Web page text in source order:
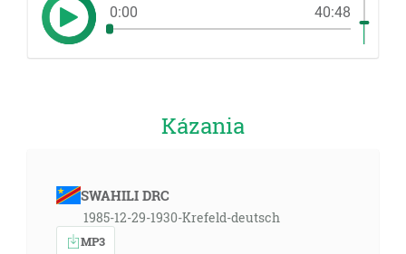
0:00 40:48
Kázania
SWAHILI DRC
1985-12-29-1930-Krefeld-deutsch
MP3